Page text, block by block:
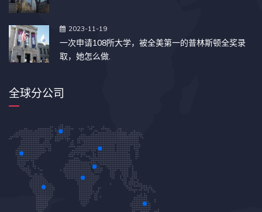
2023-11-19
一次申请108所大学，被全美第一的普林斯顿全奖录
取，她怎么做.
全球分公司